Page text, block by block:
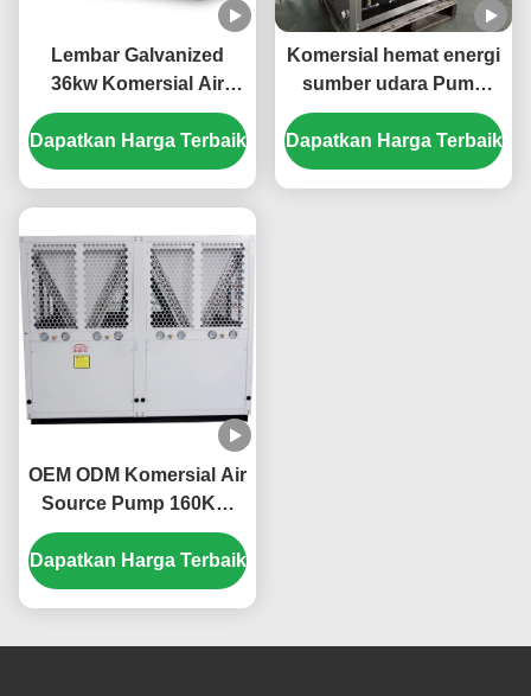
Lembar Galvanized
36kw Komersial Air
Sumber Pump Panas
Untuk Stasiun Listrik
Mobil
Dapatkan Harga Terbaik
Komersial hemat energi
sumber udara Pump
panas 20kw Low Noise
Dapatkan Harga Terbaik
OEM ODM Komersial Air
Source Pump 160KW
ramah lingkungan
Dapatkan Harga Terbaik